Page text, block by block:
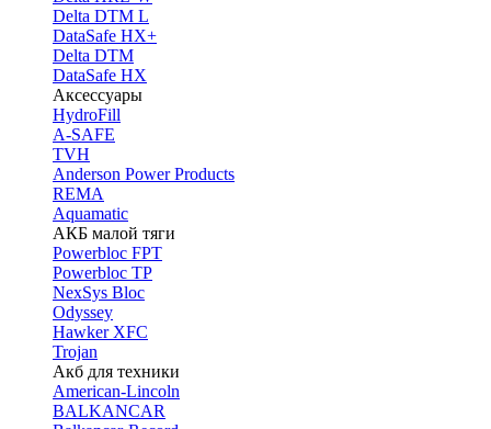
Delta DTM L
DataSafe HX+
Delta DTM
DataSafe HX
Аксессуары
HydroFill
A-SAFE
TVH
Anderson Power Products
REMA
Aquamatic
АКБ малой тяги
Powerbloc FPT
Powerbloc TP
NexSys Bloc
Odyssey
Hawker XFC
Trojan
Акб для техники
American-Lincoln
BALKANCAR